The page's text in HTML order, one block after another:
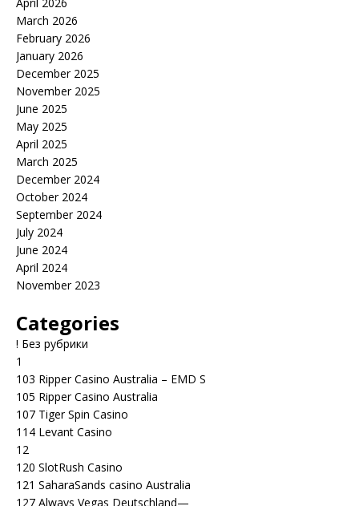
March 2026
February 2026
January 2026
December 2025
November 2025
June 2025
May 2025
April 2025
March 2025
December 2024
October 2024
September 2024
July 2024
June 2024
April 2024
November 2023
Categories
! Без рубрики
1
103 Ripper Casino Australia – EMD S
105 Ripper Casino Australia
107 Tiger Spin Casino
114 Levant Casino
12
120 SlotRush Casino
121 SaharaSands casino Australia
127 Always Vegas Deutschland—